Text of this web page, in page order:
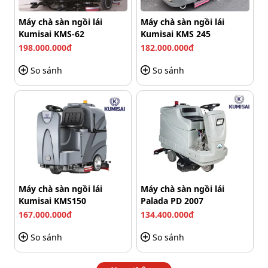
kho bãi,...
Thùng chứa dung tích 50l và 60L, phù hợp cho quy mô
vệ sinh lớn
Máy chà sàn ngồi lái
Kumisai KMS-62
198.000.000đ
So sánh
Máy chà sàn ngồi lái
Kumisai KMS 245
182.000.000đ
So sánh
Máy chà sàn ngồi lái
Kumisai KMS150
167.000.000đ
So sánh
Máy chà sàn ngồi lái
Palada PD 2007
134.400.000đ
So sánh